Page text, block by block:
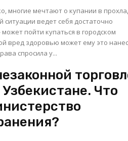
многие мечтают о купании в
ситуации ведет себя достаточно
пойти купаться в городском
вред здоровью может ему это
спросила у...
Что